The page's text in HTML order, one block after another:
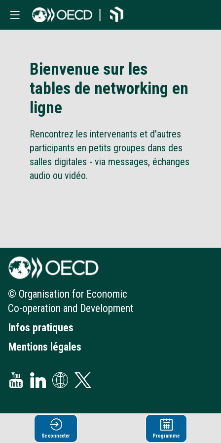
Bienvenue sur les
tables de networking en
ligne
Rencontrez les intervenants et d'autres
participants en petits groupes dans des
salles digitales - via messages, échanges
audio ou vidéo.
© Organisation for Economic
Co-operation and Development
Infos pratiques
Mentions légales
Se connecter Programme